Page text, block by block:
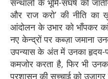
सन्थालों के भूमि-संघर्ष को
और राज करो’ की नीति का
आंदोलन के उभार को भाँपकर
नए केन्द्रों पर कब्ज़ा जमाना
उपन्यास के अंत में उनका
कमजोर करता है, फिर भी
प्रशासन की सच्चाई को